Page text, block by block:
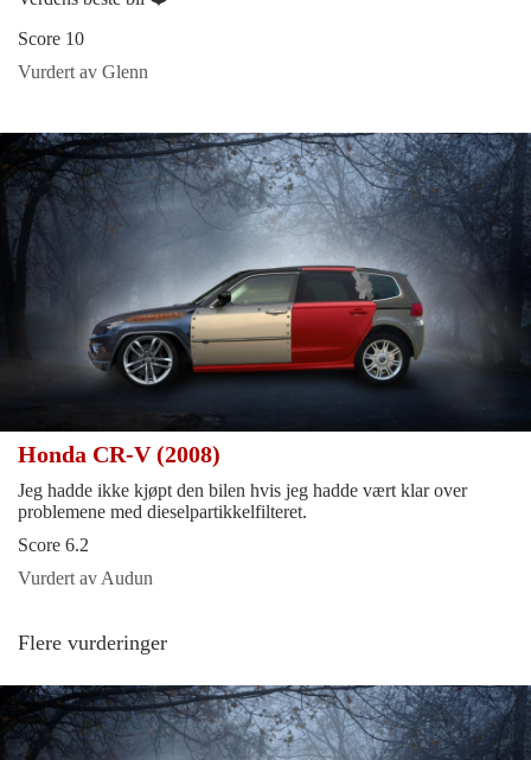
Score 10
Vurdert av Glenn
Honda CR-V (2008)
Jeg hadde ikke kjøpt den bilen hvis jeg hadde vært klar over
problemene med dieselpartikkelfilteret.
Score 6.2
Vurdert av Audun
Flere vurderinger